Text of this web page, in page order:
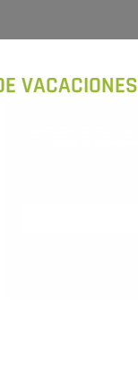
VACACIONES